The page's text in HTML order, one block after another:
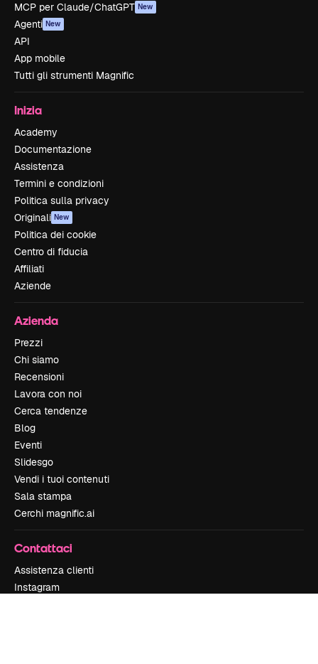
MCP per Claude/ChatGPT New
Agenti New
API
App mobile
Tutti gli strumenti Magnific
Inizia
Academy
Documentazione
Assistenza
Termini e condizioni
Politica sulla privacy
Originali New
Politica dei cookie
Centro di fiducia
Affiliati
Aziende
Azienda
Prezzi
Chi siamo
Recensioni
Lavora con noi
Cerca tendenze
Blog
Eventi
Slidesgo
Vendi i tuoi contenuti
Sala stampa
Cerchi magnific.ai
Contattaci
Assistenza clienti
Instagram